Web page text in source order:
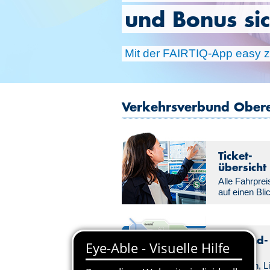
und Bonus
Mit der FAIRTIQ-App easy
Verkehrsverbund
Ticket­
übersicht
Alle
auf einen
Verbund­-
gebiet
Tarifzonen,